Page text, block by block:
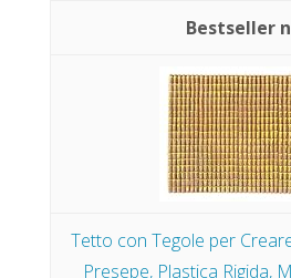
Tetto con Tegole per
Presepe, Plastica Rigida,